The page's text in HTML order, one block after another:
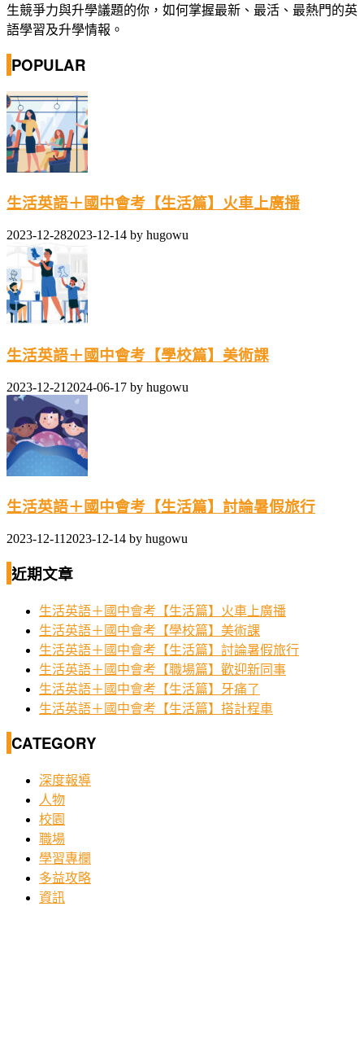
生競爭力與升學議題的你，如何掌握最新、最活、最熱門的英
語學習及升學情報。
POPULAR
生活英語＋國中會考【生活篇】火車上廣播
2023-12-282023-12-14 by hugowu
生活英語＋國中會考【學校篇】美術課
2023-12-21 2024-06-17 by hugowu
生活英語＋國中會考【生活篇】討論暑假旅行
2023-12-11 2023-12-14 by hugowu
近期文章
生活英語＋國中會考【生活篇】火車上廣播
生活英語＋國中會考【學校篇】美術課
生活英語＋國中會考【生活篇】討論暑假旅行
生活英語＋國中會考【職場篇】歡迎新同事
生活英語＋國中會考【生活篇】牙痛了
生活英語＋國中會考【生活篇】搭計程車
CATEGORY
深度報導
人物
校園
職場
學習專欄
多益攻略
資訊